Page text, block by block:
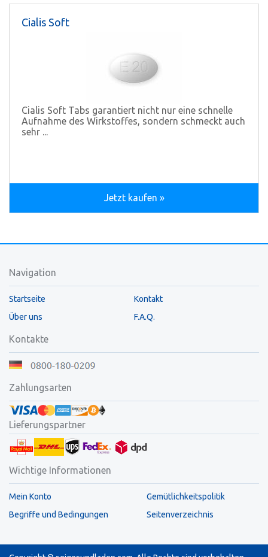
Cialis Soft
Cialis Soft Tabs garantiert nicht nur eine schnelle
Aufnahme des Wirkstoffes, sondern schmeckt auch
sehr ...
Jetzt kaufen »
Navigation
Startseite
Kontakt
Über uns
F.A.Q.
Kontakte
Zahlungsarten
Lieferungspartner
Wichtige Informationen
Mein Konto
Gemütlichkeitspolitik
Begriffe und Bedingungen
Seitenverzeichnis